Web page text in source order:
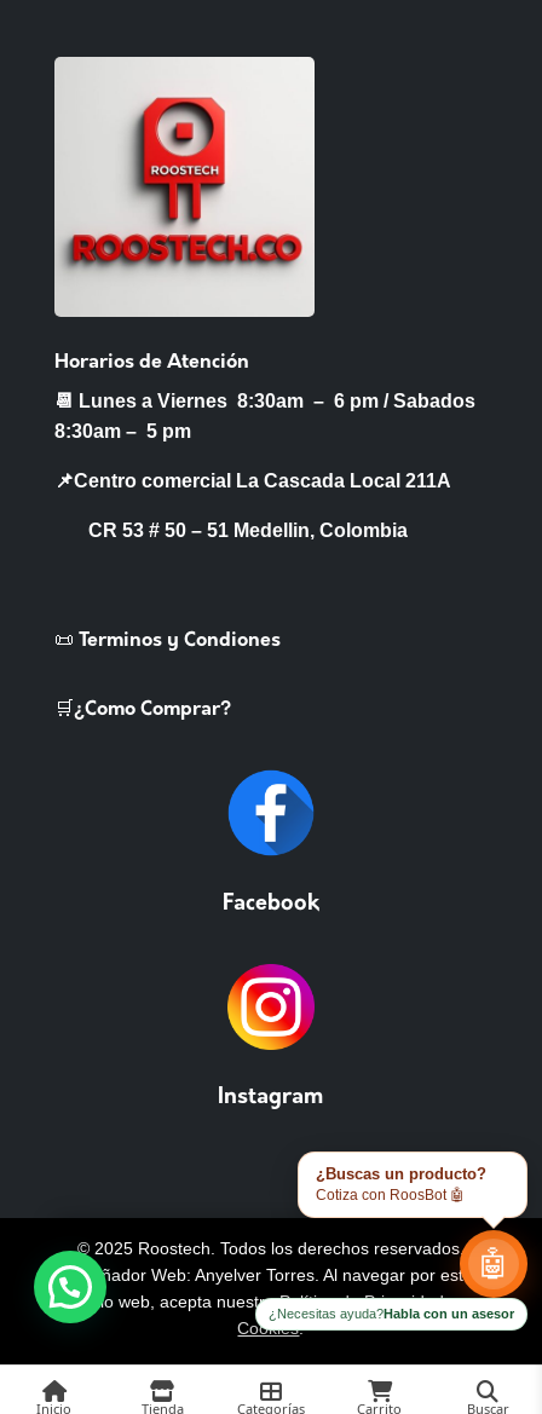
Horarios de Atención
📆 Lunes a Viernes 8:30am – 6 pm /Sabados
8:30am – 5 pm
📌Centro comercial La Cascada Local 211A
CR 53 # 50 – 51 Medellin, Colombia
📜 Terminos y Condiones
🛒¿Como Comprar?
Facebook
Instagram
© 2025 Roostech. Todos los derechos reservados.
Diseñador Web: Anyelver Torres. Al navegar por este
sitio web, acepta nuestraPolítica de Privacidad y
Cookies.
Inicio Tienda Categorías Carrito Buscar
¿Buscas un producto?
Cotiza con RoosBot 🤖
🤖
¿Necesitas ayuda?Habla con un asesor